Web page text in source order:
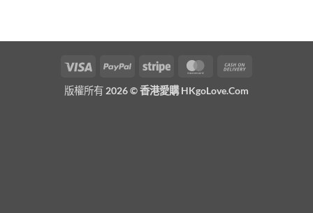
Visa PayPal Stripe MasterCard
版權所有 2026 ©香港愛購 HKgoLove.Com